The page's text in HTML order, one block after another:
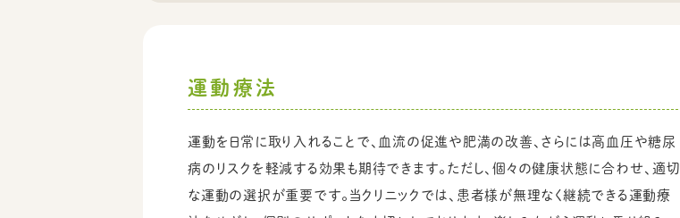
運動療法
運動を日常に取り入れることで、血流の促進や肥満の改善、さらには高血圧や糖尿
病のリスクを軽減する効果も期待できます。ただし、個々の健康状態に合わせ、適切
な運動の選択が重要です。当クリニックでは、患者様が無理なく継続できる運動療